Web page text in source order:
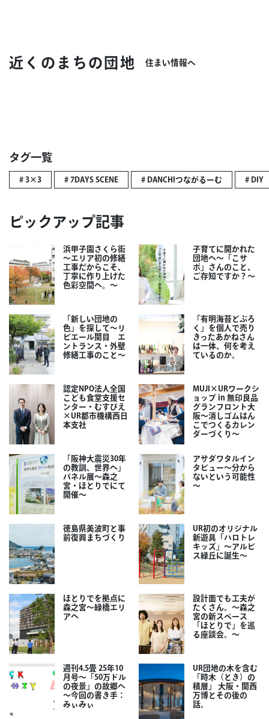
近くのまちの団地 住まい情報へ
タグ一覧
# 3×3 # 7DAYS SCENE # DANCHIつながるーむ # DIY
ピックアップ記事
浜甲子園さくら街
～エリア初の修繕
工事だからこそ、
丁寧に作り上げた
色彩空間へ。～
子育てに開かれた
団地へ～「こサ
ポ」さんのこと、
ご存知ですか？～
「新しい団地の
色」を探して～リ
ビエール関目 エ
ントランス・外壁
修繕工事のこと～
「有明海苔どぶろ
く」を個人で売り
きったあかねさん
は一体、何を考え
ているのか。
認定NPO法人全国
こども食堂支援セ
ンター・むすびえ
×UR都市機構西日
本支社
MUJI×URワークシ
ョップ in 無印良品
グランフロント大
阪～消しゴムはん
こでつくるカレン
ダーづくり～
「阪神大震災30年
の教訓、世界へ」
パネル展～森之
宮・ほとりでにて
開催～
アサダワタルイン
タビュー～分から
ないという可能性
～
徳島県美波町と事
前復興まちづくり
UR初のオリジナル
新遊具「ハロトレ
キッズ」～アルビ
ス緑丘に誕生～
ほとりでを拠点に
森之宮～緑橋エリ
アへ
設計面でも工夫が
たくさん。～森之
宮の新スペース
「ほとりで」を巡
る座談会。～
週刊4.5畳 25年10
月号～「50万ドル
の夜景」の故郷へ
～今回の書き手：
みぃみぃ
UR団地の木を含む
「時木（とき）の
積層」 大阪・関西
万博とその後の
話。